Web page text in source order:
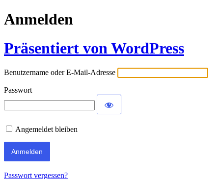
Anmelden
Präsentiert von WordPress
Benutzername oder E-Mail-Adresse
Passwort
Angemeldet bleiben
Passwort vergessen?